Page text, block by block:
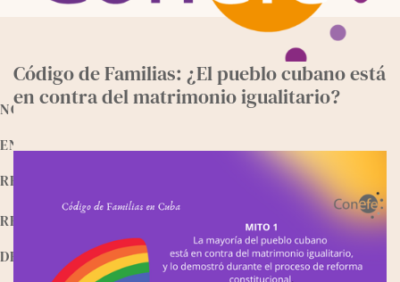
NOTICIAS
ENTREVISTAS
RECURSOS
RELEEMOS
DEVOCIONALES
Código de Familias: ¿El pueblo cubano está
en contra del matrimonio igualitario?